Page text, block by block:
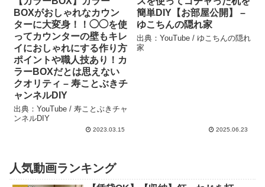
BOXがおしゃれなカウン
ターに大変身！！◯◯を使
ってカウンターの壁もキレ
イにおしゃれにする作り方
ポイントや職人技あり！カ
ラーBOXだとは思えない
クオリティ – 寿ことぶきチ
ャンネルDIY
出典：YouTube / 寿ことぶきチャ
ンネルDIY
2023.03.15
簡単DIY【お部屋公開】 –
ゆこちんの隠れ家
出典：YouTube / ゆこちんの隠れ
家
2025.06.23
人気動画ランキング